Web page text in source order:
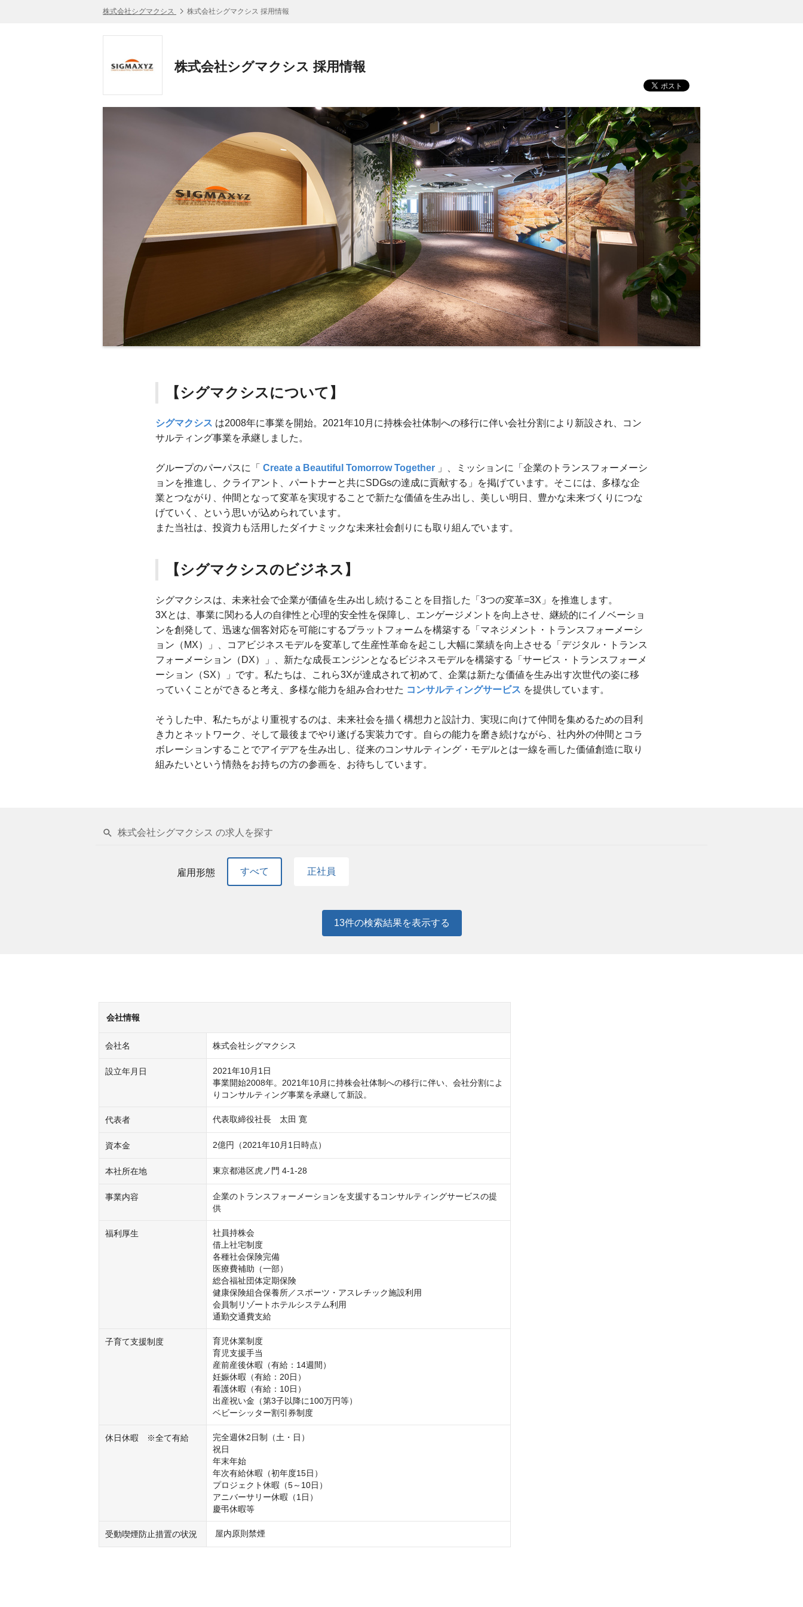
株式会社シグマクシス 株式会社シグマクシス 採用情報
株式会社シグマクシス 採用情報
【シグマクシスについて】
シグマクシス は2008年に事業を開始。2021年10月に持株会社体制への移行に伴い会社分割により新設され、コン
サルティング事業を承継しました。
グループのパーパスに「 Create a Beautiful Tomorrow Together 」、ミッションに「企業のトランスフォーメーシ
ョンを推進し、クライアント、パートナーと共にSDGsの達成に貢献する」を掲げています。そこには、多様な企
業とつながり、仲間となって変革を実現することで新たな価値を生み出し、美しい明日、豊かな未来づくりにつな
げていく、という思いが込められています。
また当社は、投資力も活用したダイナミックな未来社会創りにも取り組んでいます。
【シグマクシスのビジネス】
シグマクシスは、未来社会で企業が価値を生み出し続けることを目指した「3つの変革=3X」を推進します。
3Xとは、事業に関わる人の自律性と心理的安全性を保障し、エンゲージメントを向上させ、継続的にイノベーショ
ンを創発して、迅速な個客対応を可能にするプラットフォームを構築する「マネジメント・トランスフォーメーシ
ョン（MX）」、コアビジネスモデルを変革して生産性革命を起こし大幅に業績を向上させる「デジタル・トランス
フォーメーション（DX）」、新たな成長エンジンとなるビジネスモデルを構築する「サービス・トランスフォーメ
ーション（SX）」です。私たちは、これら3Xが達成されて初めて、企業は新たな価値を生み出す次世代の姿に移
っていくことができると考え、多様な能力を組み合わせた コンサルティングサービス を提供しています。
そうした中、私たちがより重視するのは、未来社会を描く構想力と設計力、実現に向けて仲間を集めるための目利
き力とネットワーク、そして最後までやり遂げる実装力です。自らの能力を磨き続けながら、社内外の仲間とコラ
ボレーションすることでアイデアを生み出し、従来のコンサルティング・モデルとは一線を画した価値創造に取り
組みたいという情熱をお持ちの方の参画を、お待ちしています。
株式会社シグマクシス の求人を探す
雇用形態 すべて 正社員
13件の検索結果を表示する
会社情報
会社名 株式会社シグマクシス
設立年月日
2021年10月1日
事業開始2008年。2021年10月に持株会社体制への移行に伴い、会社分割によ
りコンサルティング事業を承継して新設。
代表者 代表取締役社長　太田 寛
資本金 2億円（2021年10月1日時点）
本社所在地 東京都港区虎ノ門 4-1-28
事業内容
企業のトランスフォーメーションを支援するコンサルティングサービスの提
供
福利厚生
社員持株会
借上社宅制度
各種社会保険完備
医療費補助（一部）
総合福祉団体定期保険
健康保険組合保養所／スポーツ・アスレチック施設利用
会員制リゾートホテルシステム利用
通勤交通費支給
子育て支援制度
育児休業制度
育児支援手当
産前産後休暇（有給：14週間）
妊娠休暇（有給：20日）
看護休暇（有給：10日）
出産祝い金（第3子以降に100万円等）
ベビーシッター割引券制度
休日休暇 ※全て有給
完全週休2日制（土・日）
祝日
年末年始
年次有給休暇（初年度15日）
プロジェクト休暇（5～10日）
アニバーサリー休暇（1日）
慶弔休暇等
受動喫煙防止措置の状況 屋内原則禁煙